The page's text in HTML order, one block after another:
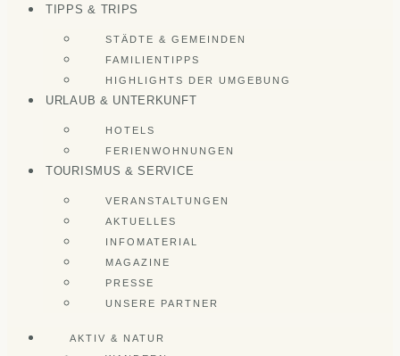
TIPPS & TRIPS
STÄDTE & GEMEINDEN
FAMILIENTIPPS
HIGHLIGHTS DER UMGEBUNG
URLAUB & UNTERKUNFT
HOTELS
FERIENWOHNUNGEN
TOURISMUS & SERVICE
VERANSTALTUNGEN
AKTUELLES
INFOMATERIAL
MAGAZINE
PRESSE
UNSERE PARTNER
AKTIV & NATUR